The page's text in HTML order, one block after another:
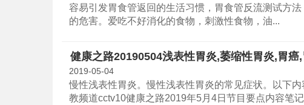
容易引发胃食管返回的生活习惯，胃食管反流测试方
的危害。爱吃不好消化的食物，刺激性食物，油...
健康之路20190504浅表性胃炎,萎缩性胃炎,胃癌
2019-05-04
慢性浅表性胃炎。慢性浅表性胃炎的常见症状。以下
教频道cctv10健康之路2019年5月4日节目要点内容笔